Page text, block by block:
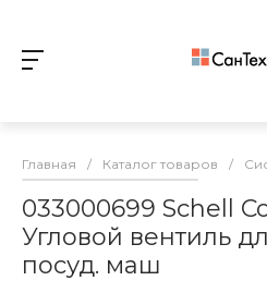
Главная / Каталог товаров /
033000699 Schell
Угловой вентиль
посуд. маш